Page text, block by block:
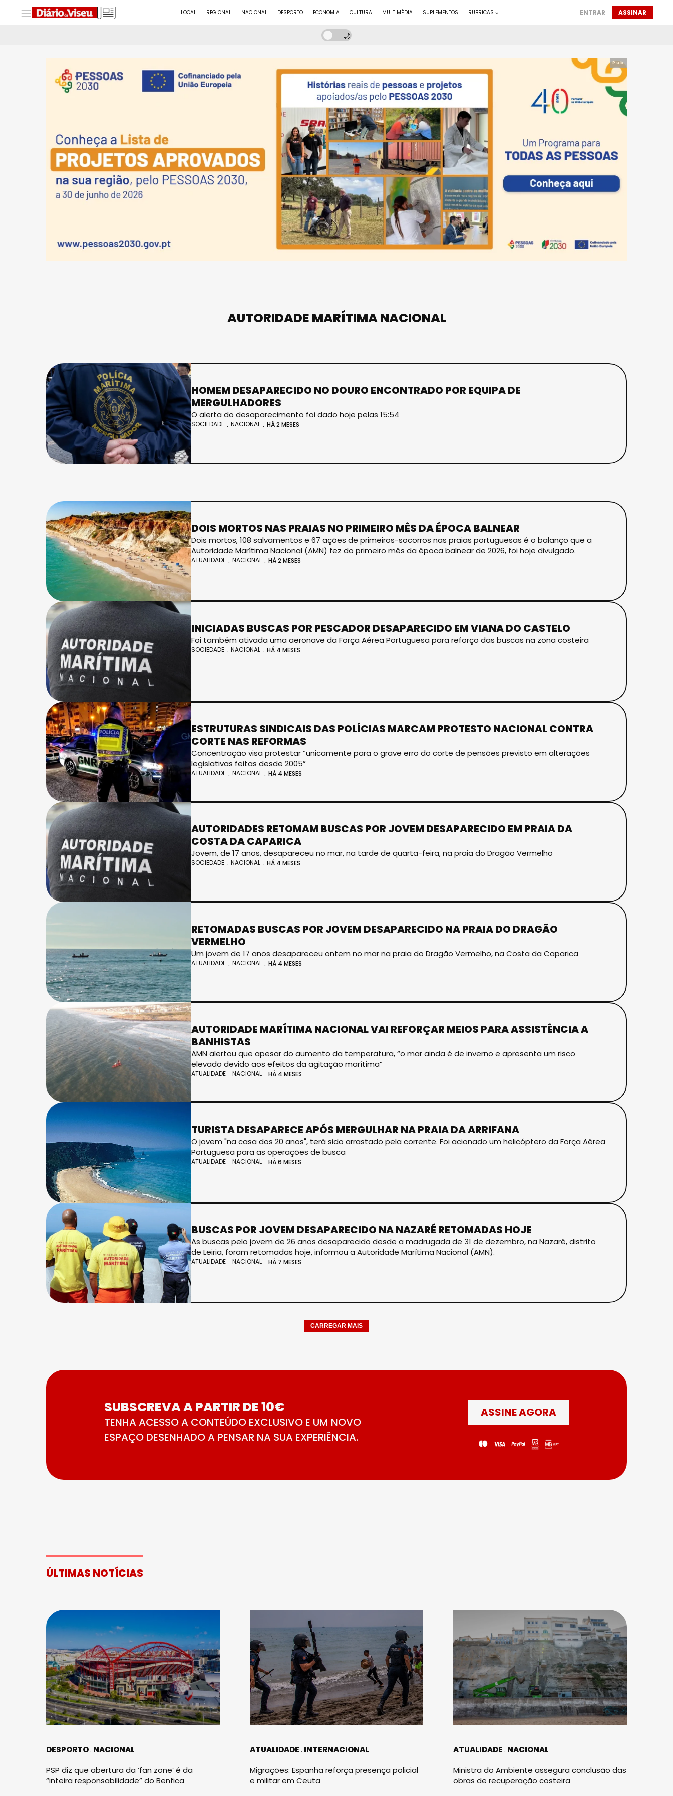
LOCAL REGIONAL NACIONAL DESPORTO ECONOMIA CULTURA MULTIMÉDIA SUPLEMENTOS RUBRICAS ENTRAR ASSINAR
Pub
AUTORIDADE MARÍTIMA NACIONAL
HOMEM DESAPARECIDO NO DOURO ENCONTRADO POR EQUIPA DE
MERGULHADORES
O alerta do desaparecimento foi dado hoje pelas 15:54
SOCIEDADE NACIONAL HÁ 2 MESES
DOIS MORTOS NAS PRAIAS NO PRIMEIRO MÊS DA ÉPOCA BALNEAR
Dois mortos, 108 salvamentos e 67 ações de primeiros-socorros nas praias portuguesas é o balanço que a
Autoridade Marítima Nacional (AMN) fez do primeiro mês da época balnear de 2026, foi hoje divulgado.
ATUALIDADE NACIONAL HÁ 2 MESES
INICIADAS BUSCAS POR PESCADOR DESAPARECIDO EM VIANA DO CASTELO
Foi também ativada uma aeronave da Força Aérea Portuguesa para reforço das buscas na zona costeira
SOCIEDADE NACIONAL HÁ 4 MESES
ESTRUTURAS SINDICAIS DAS POLÍCIAS MARCAM PROTESTO NACIONAL CONTRA
CORTE NAS REFORMAS
Concentração visa protestar “unicamente para o grave erro do corte de pensões previsto em alterações
legislativas feitas desde 2005”
ATUALIDADE NACIONAL HÁ 4 MESES
AUTORIDADES RETOMAM BUSCAS POR JOVEM DESAPARECIDO EM PRAIA DA
COSTA DA CAPARICA
Jovem, de 17 anos, desapareceu no mar, na tarde de quarta-feira, na praia do Dragão Vermelho
SOCIEDADE NACIONAL HÁ 4 MESES
RETOMADAS BUSCAS POR JOVEM DESAPARECIDO NA PRAIA DO DRAGÃO
VERMELHO
Um jovem de 17 anos desapareceu ontem no mar na praia do Dragão Vermelho, na Costa da Caparica
ATUALIDADE NACIONAL HÁ 4 MESES
AUTORIDADE MARÍTIMA NACIONAL VAI REFORÇAR MEIOS PARA ASSISTÊNCIA A
BANHISTAS
AMN alertou que apesar do aumento da temperatura, “o mar ainda é de inverno e apresenta um risco
elevado devido aos efeitos da agitação marítima”
ATUALIDADE NACIONAL HÁ 4 MESES
TURISTA DESAPARECE APÓS MERGULHAR NA PRAIA DA ARRIFANA
O jovem "na casa dos 20 anos", terá sido arrastado pela corrente. Foi acionado um helicóptero da Força Aérea
Portuguesa para as operações de busca
ATUALIDADE NACIONAL HÁ 6 MESES
BUSCAS POR JOVEM DESAPARECIDO NA NAZARÉ RETOMADAS HOJE
As buscas pelo jovem de 26 anos desaparecido desde a madrugada de 31 de dezembro, na Nazaré, distrito
de Leiria, foram retomadas hoje, informou a Autoridade Marítima Nacional (AMN).
ATUALIDADE NACIONAL HÁ 7 MESES
CARREGAR MAIS
SUBSCREVA A PARTIR DE 10€
TENHA ACESSO A CONTEÚDO EXCLUSIVO E UM NOVO
ESPAÇO DESENHADO A PENSAR NA SUA EXPERIÊNCIA.
ASSINE AGORA
ÚLTIMAS NOTÍCIAS
DESPORTO NACIONAL
PSP diz que abertura da ‘fan zone’ é da
“inteira responsabilidade” do Benfica
ATUALIDADE INTERNACIONAL
Migrações: Espanha reforça presença policial
e militar em Ceuta
ATUALIDADE NACIONAL
Ministra do Ambiente assegura conclusão das
obras de recuperação costeira